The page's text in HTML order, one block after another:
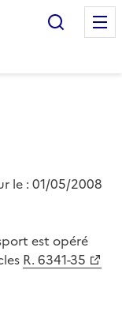
le : 01/05/2008
est opéré
R. 6341-35